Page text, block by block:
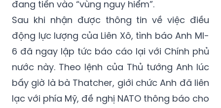
việc cho người Anh có tên Oleg Gordievsky
đã cảnh báo người Anh rằng phương Tây
đang tiến vào “vùng nguy hiểm”.
Sau khi nhận được thông tin về việc điều
động lực lượng của Liên Xô, tình báo Anh MI-
6 đã ngay lập tức báo cáo lại với Chính phủ
nước này. Theo lệnh của Thủ tướng Anh lúc